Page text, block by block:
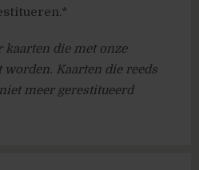
kaarten die met onze
Kaarten die reeds
meer gerestitueerd